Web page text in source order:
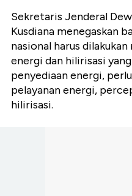
Sekretaris Jenderal
Kusdiana menegaskan
nasional harus
energi dan hilirisasi
penyediaan energi,
pelayanan energi,
hilirisasi.